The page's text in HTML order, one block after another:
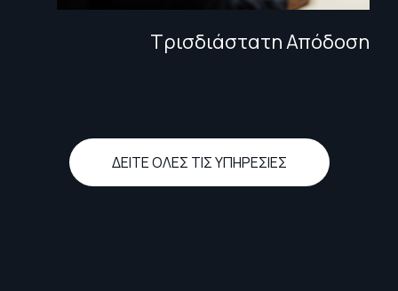
Τρισδιάστατη Απόδοση
ΔΕΙΤΕ ΟΛΕΣ ΤΙΣ ΥΠΗΡΕΣΙΕΣ